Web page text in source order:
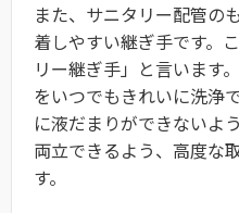
また、サニタリー配管の
着しやすい継ぎ手です。
リー継ぎ手」と言います
をいつでもきれいに洗浄
に液だまりができないよ
両立できるよう、高度な
す。